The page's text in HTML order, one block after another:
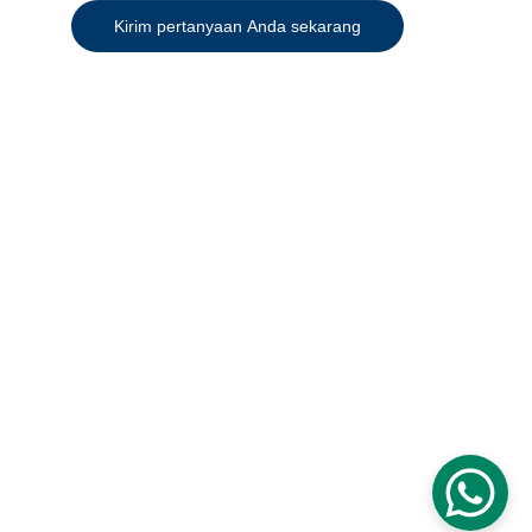
Kirim pertanyaan Anda sekarang